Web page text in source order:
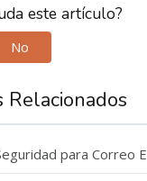
este artículo?
No
para Correo